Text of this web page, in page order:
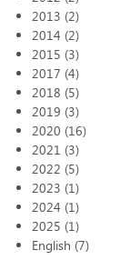
2013 (2)
2014 (2)
2015 (3)
2017 (4)
2018 (5)
2019 (3)
2020 (16)
2021 (3)
2022 (5)
2023 (1)
2024 (1)
2025 (1)
English (7)